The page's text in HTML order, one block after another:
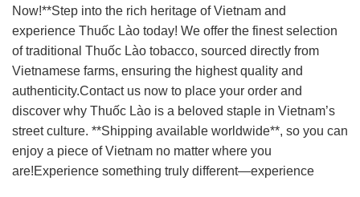
Now!**Step into the rich heritage of Vietnam and
experience Thuốc Lào today! We offer the finest selection
of traditional Thuốc Lào tobacco, sourced directly from
Vietnamese farms, ensuring the highest quality and
authenticity.Contact us now to place your order and
discover why Thuốc Lào is a beloved staple in Vietnam’s
street culture. **Shipping available worldwide**, so you can
enjoy a piece of Vietnam no matter where you
are!Experience something truly different—experience